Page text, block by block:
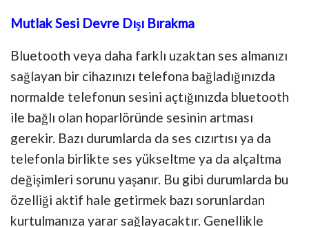
Mutlak Sesi Devre Dışı Bırakma
Bluetooth veya daha farklı uzaktan ses almanızı
sağlayan bir cihazınızı telefona bağladığınızda
normalde telefonun sesini açtığınızda bluetooth
ile bağlı olan hoparlöründe sesinin artması
gerekir. Bazı durumlarda da ses cızırtısı ya da
telefonla birlikte ses yükseltme ya da alçaltma
değişimleri sorunu yaşanır. Bu gibi durumlarda bu
özelliği aktif hale getirmek bazı sorunlardan
kurtulmanıza yarar sağlayacaktır. Genellikle